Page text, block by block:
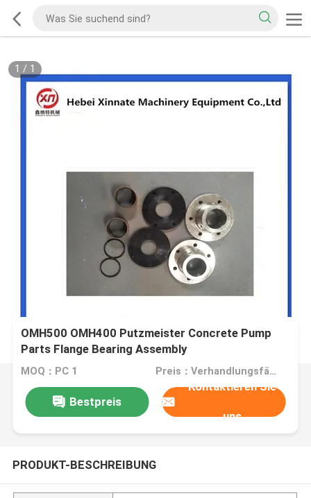
1 / 1
OMH500 OMH400 Putzmeister Concrete Pump
Parts Flange Bearing Assembly
MOQ：PC 1 Preis：Verhandlungsfähig
Bestpreis
Kontaktieren Sie
uns
PRODUKT-BESCHREIBUNG